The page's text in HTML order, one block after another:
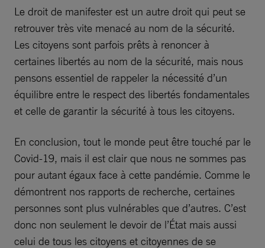
Le droit de manifester est un autre droit qui peut se
retrouver très vite menacé au nom de la sécurité.
Les citoyens sont parfois prêts à renoncer à
certaines libertés au nom de la sécurité, mais nous
pensons essentiel de rappeler la nécessité d’un
équilibre entre le respect des libertés fondamentales
et celle de garantir la sécurité à tous les citoyens.
En conclusion, tout le monde peut être touché par le
Covid-19, mais il est clair que nous ne sommes pas
pour autant égaux face à cette pandémie. Comme le
démontrent nos rapports de recherche, certaines
personnes sont plus vulnérables que d’autres. C’est
donc non seulement le devoir de l’État mais aussi
celui de tous les citoyens et citoyennes de se